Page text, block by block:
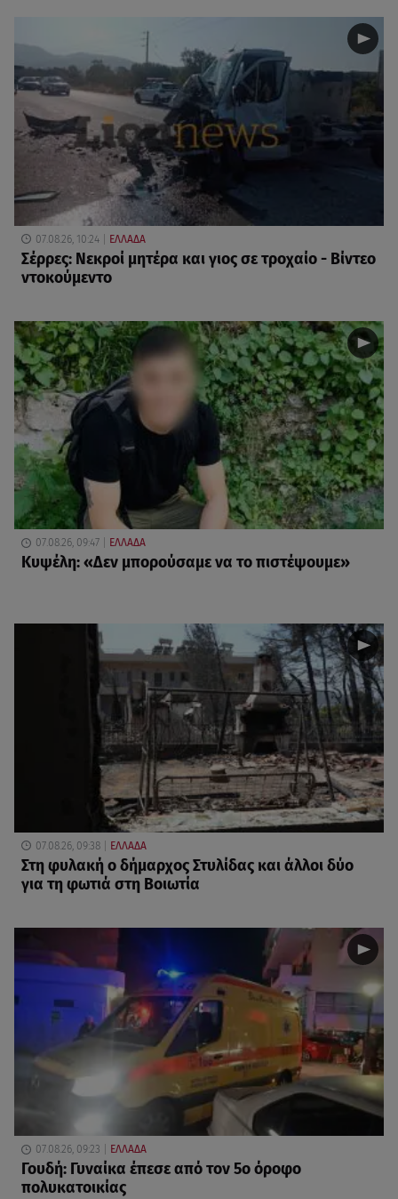
07.08.26, 10:24 ΕΛΛΑΔΑ
Σέρρες: Νεκροί μητέρα και γιος σε τροχαίο - Βίντεο
ντοκούμεντο
07.08.26, 09:47 ΕΛΛΑΔΑ
Κυψέλη: «Δεν μπορούσαμε να το πιστέψουμε»
07.08.26, 09:38 ΕΛΛΑΔΑ
Στη φυλακή ο δήμαρχος Στυλίδας και άλλοι δύο
για τη φωτιά στη Βοιωτία
07.08.26, 09:23 ΕΛΛΑΔΑ
Γουδή: Γυναίκα έπεσε από τον 5ο όροφο
πολυκατοικίας